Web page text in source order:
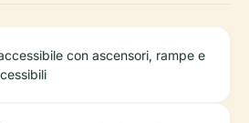
con ascensori, rampe e